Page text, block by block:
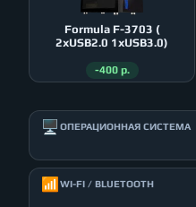
Formula F-3703 (
2xUSB2.0 1xUSB3.0)
-400 р.
🖥️ ОПЕРАЦИОННАЯ СИСТЕМА
📶 WI-FI / BLUETOOTH